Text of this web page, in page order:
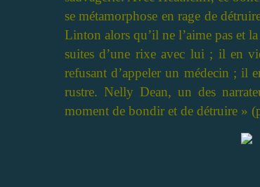
se métamorphose en rage de
Linton alors qu’il ne l’aime pas et
suites d’une rixe avec lui ; il en
refusant d’appeler un médecin ; il
rustre. Nelly Dean, un des
moment de bondir et de détruire »